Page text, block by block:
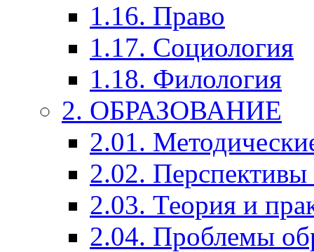
1.16. Право
1.17. Социология
1.18. Филология
2. ОБРАЗОВАНИЕ
2.01.
2.02. Перспективы
2.03. Теория и
2.04. Проблемы